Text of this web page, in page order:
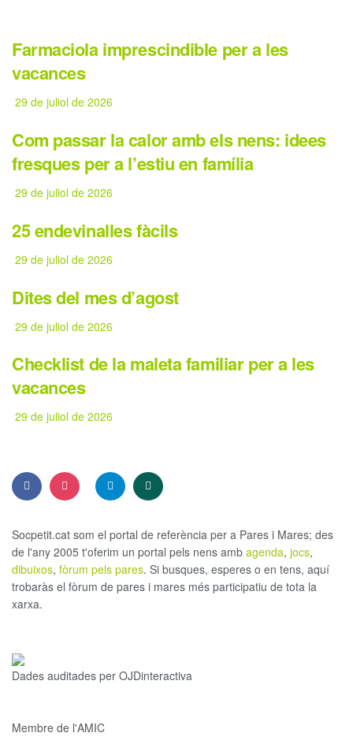
Farmaciola imprescindible per a les
vacances
29 de juliol de 2026
Com passar la calor amb els nens: idees
fresques per a l’estiu en família
29 de juliol de 2026
25 endevinalles fàcils
29 de juliol de 2026
Dites del mes d’agost
29 de juliol de 2026
Checklist de la maleta familiar per a les
vacances
29 de juliol de 2026
Socpetit.cat som el portal de referència per a Pares i Mares; des
de l'any 2005 t'oferim un portal pels nens amb agenda, jocs,
dibuixos, fòrum pels pares. Si busques, esperes o en tens, aquí
trobaràs el fòrum de pares i mares més participatiu de tota la
xarxa.
Dades auditades per OJDinteractiva
Membre de l'AMIC